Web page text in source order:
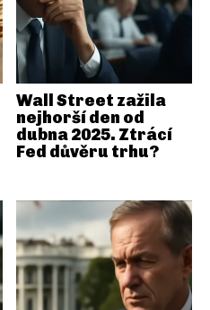
Wall Street zažila
nejhorší den od
dubna 2025. Ztrácí
Fed důvěru trhu?